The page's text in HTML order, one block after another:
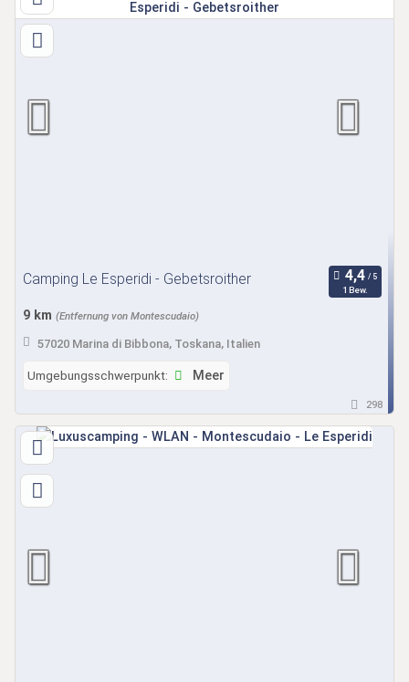
Camping Le Esperidi - Gebetsroither
1 Bew.
9 km (Entfernung von Montescudaio)
57020 Marina di Bibbona, Toskana, Italien
Umgebungsschwerpunkt: Meer
298